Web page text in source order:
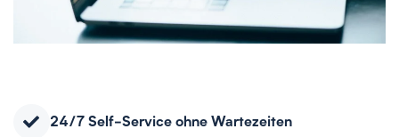
24/7 Self-Service ohne Wartezeiten